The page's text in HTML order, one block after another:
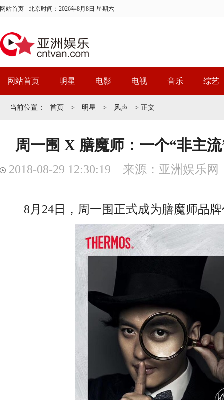
网站首页 北京时间： 2026年8月8日 星期六
网站首页 明星 电影 电视 音乐 综艺
当前位置： 首页 > 明星 > 风声 > 正文
周一围 X 膳魔师：一个“非主
2018-08-29 12:30:19 来源：亚洲娱乐网
8月24日，周一围正式成为膳魔师品牌